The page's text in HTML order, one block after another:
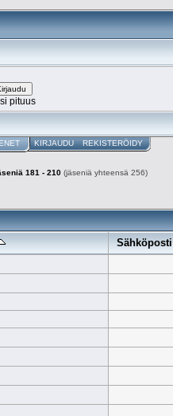
pituus
KIRJAUDU REKISTERÖIDY
181 - 210 (jäseniä yhteensä 256)
Sähköposti